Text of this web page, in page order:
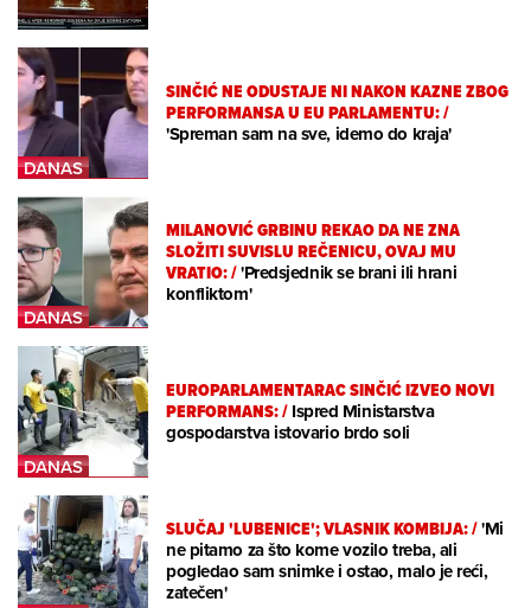
SINČIĆ NE ODUSTAJE NI NAKON KAZNE ZBOG
PERFORMANSA U EU PARLAMENTU:/
'Spreman sam na sve, idemo do kraja'
MILANOVIĆ GRBINU REKAO DA NE ZNA
SLOŽITI SUVISLU REČENICU, OVAJ MU
VRATIO:/'Predsjednik se brani ili hrani
konfliktom'
EUROPARLAMENTARAC SINČIĆ IZVEO NOVI
PERFORMANS:/Ispred Ministarstva
gospodarstva istovario brdo soli
SLUČAJ 'LUBENICE'; VLASNIK KOMBIJA:/'Mi
ne pitamo za što kome vozilo treba, ali
pogledao sam snimke i ostao, malo je reći,
zatečen'